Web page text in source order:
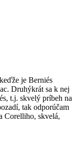
je Berniés
Druhýkrát sa k nej
t.j. skvelý príbeh na
tak odporúčam
Corelliho, skvelá,